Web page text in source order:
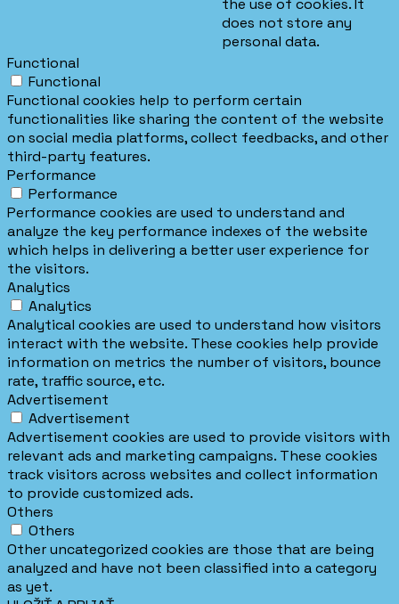
does not store any
personal data.
Functional
Functional
Functional cookies help to perform certain
functionalities like sharing the content of the website
on social media platforms, collect feedbacks, and other
third-party features.
Performance
Performance
Performance cookies are used to understand and
analyze the key performance indexes of the website
which helps in delivering a better user experience for
the visitors.
Analytics
Analytics
Analytical cookies are used to understand how visitors
interact with the website. These cookies help provide
information on metrics the number of visitors, bounce
rate, traffic source, etc.
Advertisement
Advertisement
Advertisement cookies are used to provide visitors with
relevant ads and marketing campaigns. These cookies
track visitors across websites and collect information
to provide customized ads.
Others
Others
Other uncategorized cookies are those that are being
analyzed and have not been classified into a category
as yet.